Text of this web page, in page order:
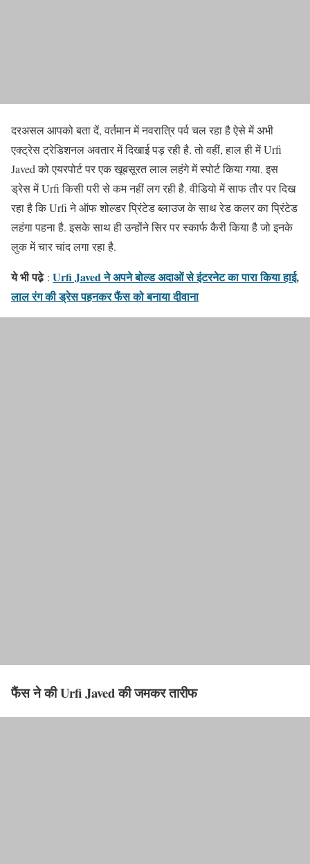
दरअसल आपको बता दें, वर्तमान में नवरात्रि पर्व चल रहा है ऐसे में अभी
एक्ट्रेस ट्रेडिशनल अवतार में दिखाई पड़ रही है. तो वहीं, हाल ही में Urfi
Javed को एयरपोर्ट पर एक खूबसूरत लाल लहंगे में स्पोर्ट किया गया. इस
ड्रेस में Urfi किसी परी से कम नहीं लग रही है. वीडियो में साफ तौर पर दिख
रहा है कि Urfi ने ऑफ शोल्डर प्रिंटेड ब्लाउज के साथ रेड कलर का प्रिंटेड
लहंगा पहना है. इसके साथ ही उन्होंने सिर पर स्कार्फ कैरी किया है जो इनके
लुक में चार चांद लगा रहा है.
ये भी पढे़: Urfi Javed ने अपने बोल्ड अदाओं से इंटरनेट का पारा किया हाई,
लाल रंग की ड्रेस पहनकर फैंस को बनाया दीवाना
फैंस ने की Urfi Javed की जमकर तारीफ